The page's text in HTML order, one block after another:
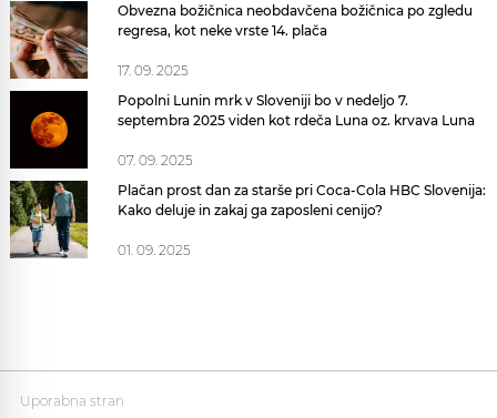
Obvezna božičnica neobdavčena božičnica po zgledu
regresa, kot neke vrste 14. plača
17. 09. 2025
Popolni Lunin mrk v Sloveniji bo v nedeljo 7.
septembra 2025 viden kot rdeča Luna oz. krvava Luna
07. 09. 2025
Plačan prost dan za starše pri Coca-Cola HBC Slovenija:
Kako deluje in zakaj ga zaposleni cenijo?
01. 09. 2025
Uporabna stran